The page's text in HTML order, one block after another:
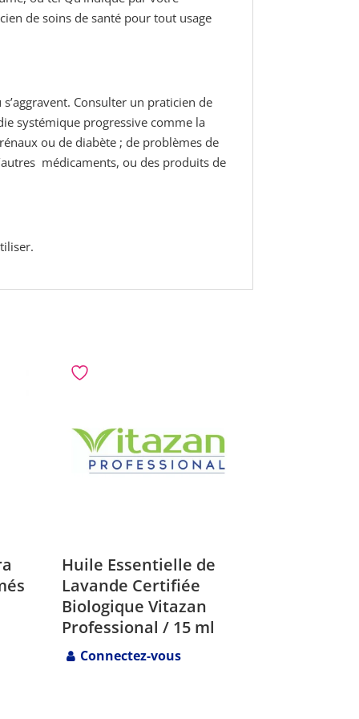
de soins de santé pour tout usage
Consulter un praticien de
systémique progressive comme la
ou de diabète ; de problèmes de
médicaments, ou des produits de
Huile Essentielle de
Lavande Certifiée
Biologique Vitazan
Professional / 15 ml
Connectez-vous